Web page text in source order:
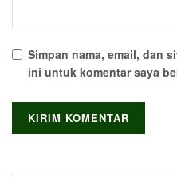
Simpan nama, email, dan
ini untuk komentar saya